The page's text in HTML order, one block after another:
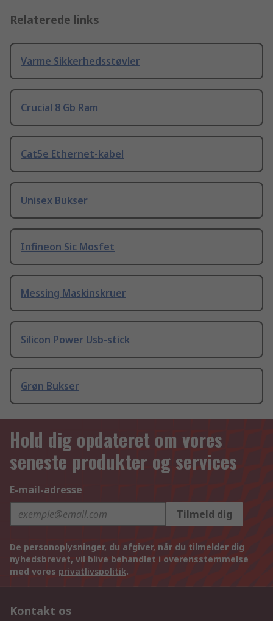
Relaterede links
Varme Sikkerhedsstøvler
Crucial 8 Gb Ram
Cat5e Ethernet-kabel
Unisex Bukser
Infineon Sic Mosfet
Messing Maskinskruer
Silicon Power Usb-stick
Grøn Bukser
Hold dig opdateret om vores
seneste produkter og services
E-mail-adresse
Tilmeld dig
De personoplysninger, du afgiver, når du tilmelder dig
nyhedsbrevet, vil blive behandlet i overensstemmelse
med vores privatlivspolitik.
Kontakt os